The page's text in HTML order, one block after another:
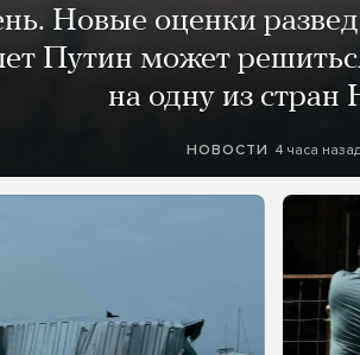
Новые оценки
Путин может
на одну из
НОВОСТИ 4 часа назад